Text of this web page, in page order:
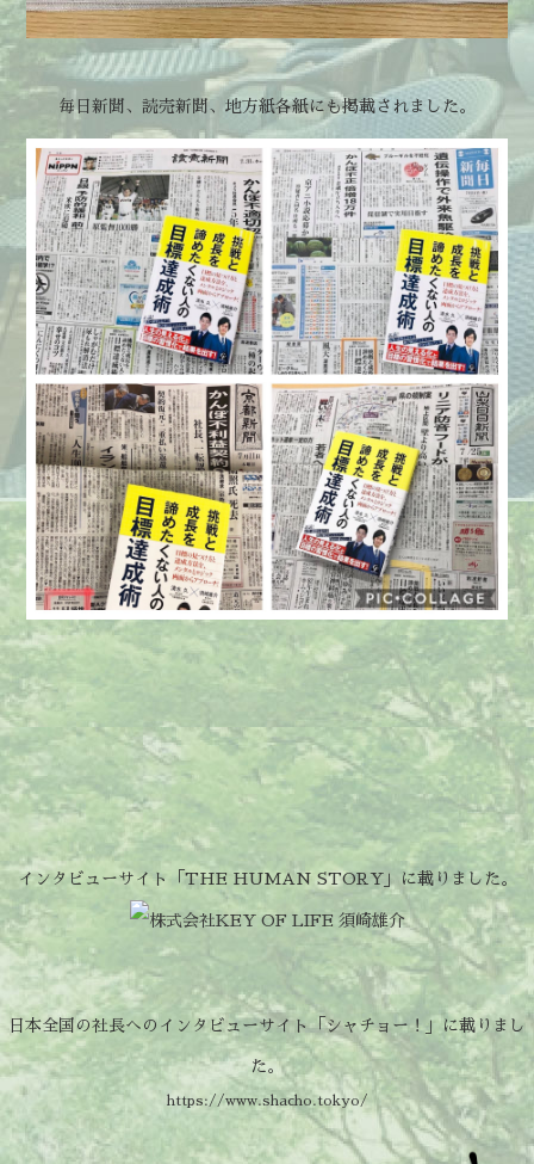
毎日新聞、読売新聞、地方紙各紙にも掲載されました。
インタビューサイト「THE HUMAN STORY」に載りました。
日本全国の社長へのインタビューサイト「シャチョー！」に載りまし
た。
https://www.shacho.tokyo/